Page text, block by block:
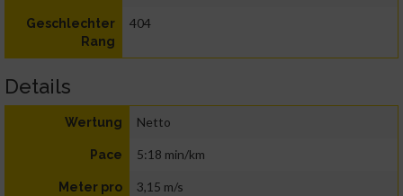
Geschlechter
Rang
404
Details
Wertung Netto
Pace 5:18 min/km
Meter pro
3,15 m/s